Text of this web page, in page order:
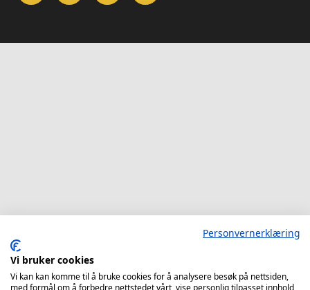
Personvernerklæring
Vi bruker cookies
Vi kan kan komme til å bruke cookies for å analysere besøk på nettsiden,
med formål om å forbedre nettstedet vårt, vise personlig tilpasset innhold